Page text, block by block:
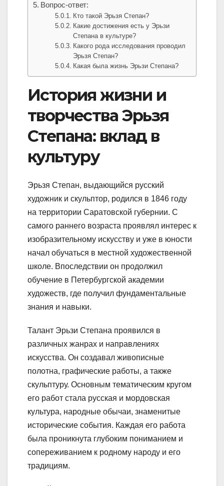
Вопрос-ответ:
Кто такой Эрьзя Степан?
Какие достижения есть у Эрьзи
Степана в культуре?
Какого рода исследования проводил
Эрьзя Степан?
Какая была жизнь Эрьзи Степана?
История жизни и
творчества Эрьзя
Степана: вклад в
культуру
Эрьзя Степан, выдающийся русский
художник и скульптор, родился в 1846 году
на территории Саратовской губернии. С
самого раннего возраста проявлял интерес к
изобразительному искусству и уже в юности
начал обучаться в местной художественной
школе. Впоследствии он продолжил
обучение в Петербургской академии
художеств, где получил фундаментальные
знания и навыки.
Талант Эрьзи Степана проявился в
различных жанрах и направлениях
искусства. Он создавал живописные
полотна, графические работы, а также
скульптуру. Основным тематическим кругом
его работ стала русская и мордовская
культура, народные обычаи, знаменитые
исторические события. Каждая его работа
была проникнута глубоким пониманием и
сопереживанием к родному народу и его
традициям.